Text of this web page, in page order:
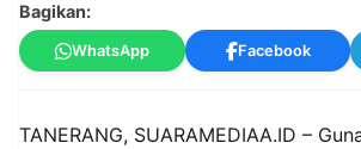
Bagikan:
WhatsApp Facebook
TANERANG, SUARAMEDIAA.ID –